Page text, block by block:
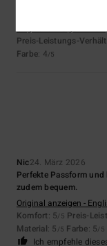
Preis-Leistungs-
Farbe: 4/5
Nic24. März 2026
Perfekte Passform
zudem bequem.
Original anzeigen -
Komfort: 5/5 Preis-
Material: 5 /5 Farbe: 5/5
Ich empfehle